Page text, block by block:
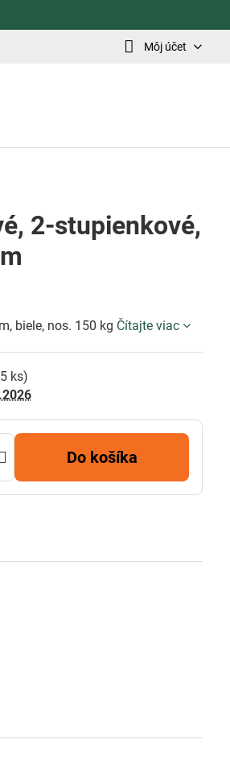
Môj účet
2-stupienkové,
biele, nos. 150 kg Čítajte viac
ks)
Do košíka